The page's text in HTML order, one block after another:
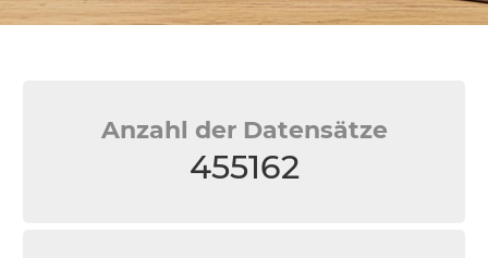
Anzahl der Datensätze
455162